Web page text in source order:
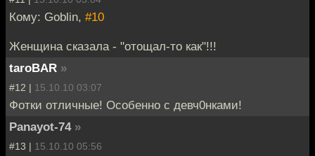
Кому: Goblin, #10
Женщина сказала - "отощал-то как"!!!
taroBAR »
#12 | 15.10.10 03:07
Фотки отличные! Особенно с девч0нками!
Panayot-74 »
#13 | 15.10.10 05:56